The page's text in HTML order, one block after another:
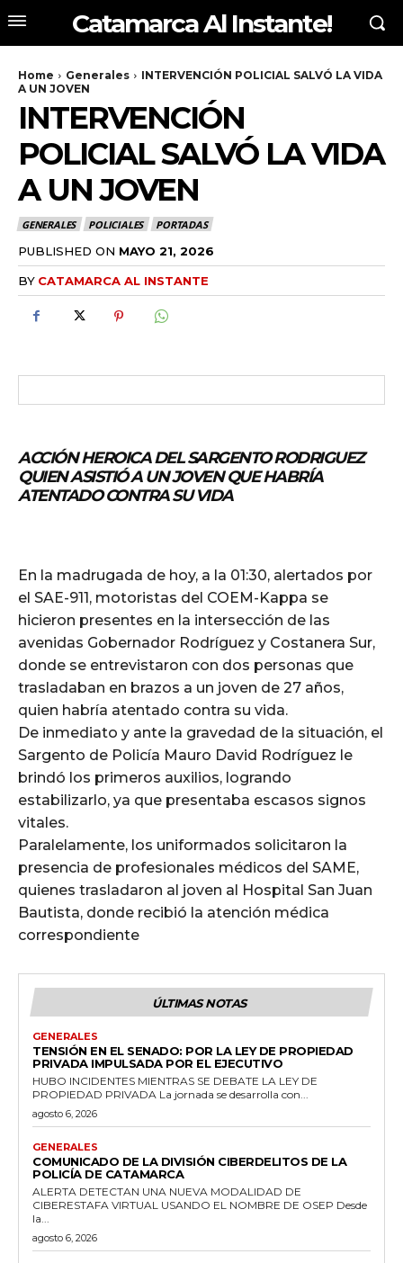
Catamarca Al Instante!
Home Generales
INTERVENCIÓN POLICIAL SALVÓ LA VIDA
A UN JOVEN
INTERVENCIÓN
POLICIAL SALVÓ LA VIDA
A UN JOVEN
GENERALES POLICIALES PORTADAS
PUBLISHED ON MAYO 21, 2026
BY CATAMARCA AL INSTANTE
ACCIÓN HEROICA DEL SARGENTO RODRIGUEZ
QUIENASISTIÓ A UN JOVEN QUE HABRÍA
ATENTADO CONTRA SU VIDA
En la madrugada de hoy, a la 01:30, alertados por
el SAE-911, motoristas del COEM-Kappa se
hicieron presentes en la intersección de las
avenidas Gobernador Rodríguez y Costanera Sur,
donde se entrevistaron con dos personas que
trasladaban en brazos a un joven de 27 años,
quien habría atentado contra su vida.
De inmediato y ante la gravedad de la situación, el
Sargento de Policía Mauro David Rodríguez le
brindó los primeros auxilios, logrando
estabilizarlo, ya que presentaba escasos signos
vitales.
Paralelamente, los uniformados solicitaron la
presencia de profesionales médicos del SAME,
quienes trasladaron al joven al Hospital San Juan
Bautista, donde recibió la atención médica
correspondiente
ÚLTIMAS NOTAS
GENERALES
TENSIÓN EN EL SENADO: POR LA LEY DE PROPIEDAD
PRIVADA IMPULSADA POR EL EJECUTIVO
HUBO INCIDENTES MIENTRAS SE DEBATE LA LEY DE
PROPIEDAD PRIVADA La jornada se desarrolla con...
agosto 6, 2026
GENERALES
COMUNICADO DE LA DIVISIÓN CIBERDELITOS DE LA
POLICÍA DE CATAMARCA
ALERTA DETECTAN UNA NUEVA MODALIDAD DE
CIBERESTAFA VIRTUAL USANDO EL NOMBRE DE OSEP Desde
la...
agosto 6, 2026